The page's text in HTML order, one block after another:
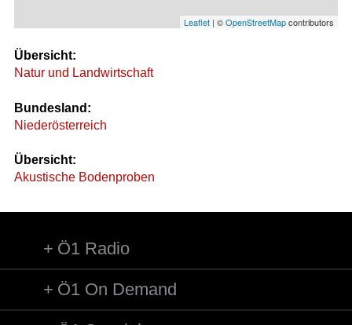
Leaflet | ©OpenStreetMapcontributors
Übersicht:
Natur und Landwirtschaft
Bundesland:
Niederösterreich
Übersicht:
Akustische Bodenproben
Ö1 Radio
Ö1 On Demand